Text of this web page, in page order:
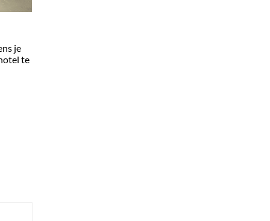
je
te